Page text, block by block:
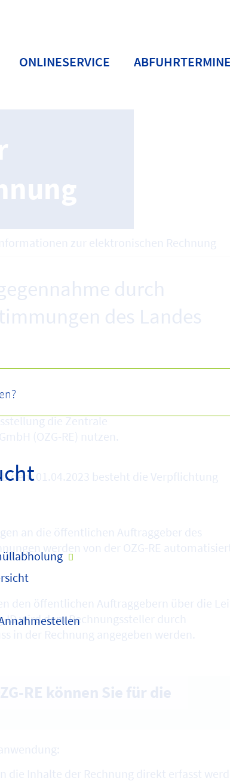
ONLINESERVICE ABFUHRTERMINE
zur elektronischen Rechnung
durch
des Landes
Auftraggeber des Landes
die Zentrale
(OZG-RE) nutzen.
dem 01.04.2023 besteht die Verpflichtung
an die öffentlichen Auftraggeber des
werden von der OZG-RE
den öffentlichen Auftraggebern über die
wird dem Rechnungssteller durch
in der Rechnung angegeben werden.
RE können Sie für die
Inhalte der Rechnung direkt erfasst